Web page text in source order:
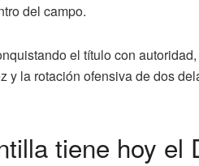
del campo.
el título con
y la rotación ofensiva de dos
tiene hoy el